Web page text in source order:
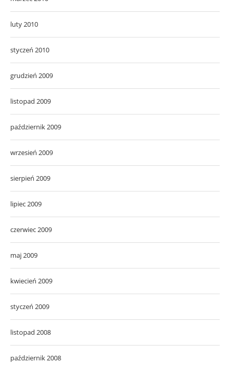
luty 2010
styczeń 2010
grudzień 2009
listopad 2009
październik 2009
wrzesień 2009
sierpień 2009
lipiec 2009
czerwiec 2009
maj 2009
kwiecień 2009
styczeń 2009
listopad 2008
październik 2008